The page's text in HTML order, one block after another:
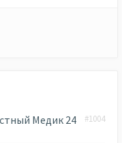
Медик 24 #1004